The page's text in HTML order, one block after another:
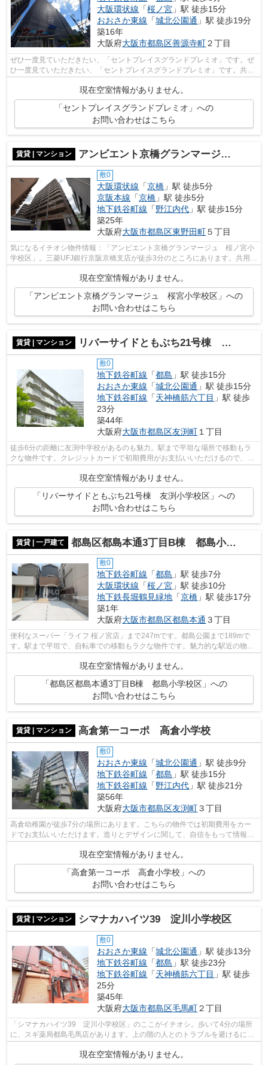
大阪環状線 「桜ノ宮 」駅 徒歩15分
おおさか東線 「城北公園通 」駅 徒歩19分
築16年
大阪府大阪市都島区善源寺町２丁目
ぜひ一度見ていただきたい、「セントプレイスグランドプレミオ」です。ぜ
ひ一度見ていただきたい、「セントプレイスグランドプレミオ」です。共用
部にはエレベータ・敷地内ごみ置き場...
現在空室情報がありません。
「セントプレイスグランドプレミオ」への
お問い合わせはこちら
賃貸 | マンション アンビエント京橋グランマージュ 桜宮小学校区
敷0
大阪環状線 「京橋 」駅 徒歩5分
京阪本線 「京橋 」駅 徒歩5分
地下鉄谷町線 「野江内代 」駅 徒歩15分
築25年
大阪府大阪市都島区東野田町５丁目
気になるイチオシ物件情報：「アンビエント京橋グランマージュ 桜ノ宮小
学校区」。三菱UFJ銀行京阪京橋支店が徒歩3分のところにあります。共用部
現在空室情報がありません。
「アンビエント京橋グランマージュ 桜宮小学校区」への
お問い合わせはこちら
賃貸 | マンション リバーサイドともぶち21号棟 友渕小学校区
敷0
地下鉄谷町線 「都島 」駅 徒歩15分
おおさか東線 「城北公園通 」駅 徒歩15分
地下鉄谷町線 「天神橋筋六丁目 」駅 徒歩
23分
築44年
大阪府大阪市都島区友渕町 １丁目
徒歩6分の距離に友渕中学校があるのも魅力。駅まで平坦な場所で移動もラ
クな物件です。クレジットカードで初期費用がお支払いいただけるので、決
済の手間が軽減できます。こちらはマン...
現在空室情報がありません。
「リバーサイドともぶち21号棟 友渕小学校区」への
お問い合わせはこちら
賃貸 | 一戸建て 都島区都島本通3丁目B棟 都島小学校区
敷0
地下鉄谷町線 「都島 」駅 徒歩7分
大阪環状線 「桜ノ宮 」駅 徒歩10分
地下鉄長堀鶴見緑地 「京橋 」駅 徒歩17分
築1年
大阪府大阪市都島区都島本通 ３丁目
便利なスーパー「ライフ 桜ノ宮店」まで247mです。都島公園まで189mで
す。駅まで平坦で、自転車での移動もラクな物件です。魅力的な駅近の物件
現在空室情報がありません。
「都島区都島本通3丁目B棟 都島小学校区」への
お問い合わせはこちら
賃貸 | マンション 高倉第一コーポ 高倉小学校
敷0
おおさか東線 「城北公園通 」駅 徒歩9分
地下鉄谷町線 「都島 」駅 徒歩15分
地下鉄谷町線 「野江内代 」駅 徒歩21分
築56年
大阪府大阪市都島区友渕町３丁目
高倉幼稚園が徒歩7分の場所にあります。こちらの物件では初期費用をカー
ドでお支払いいただけます。造りとデザインに関して、自信をもって情報を
現在空室情報がありません。
「高倉第一コーポ 高倉小学校」への
お問い合わせはこちら
賃貸 | マンション シマナカハイツ39 淀川小学校区
敷0
おおさか東線 「城北公園通 」駅 徒歩13分
地下鉄谷町線 「都島 」駅 徒歩23分
地下鉄谷町線 「天神橋筋六丁目 」駅 徒歩
25分
築45年
大阪府大阪市都島区毛馬町２丁目
「シマナカハイツ39 淀川小学校区」のここがイチオシ。歩いて4分の場所
に、スギ薬局都島毛馬店があります。上の階の人とのトラブルを避けるには
上階無しの物件です。駅まで歩いて12分...
現在空室情報がありません。